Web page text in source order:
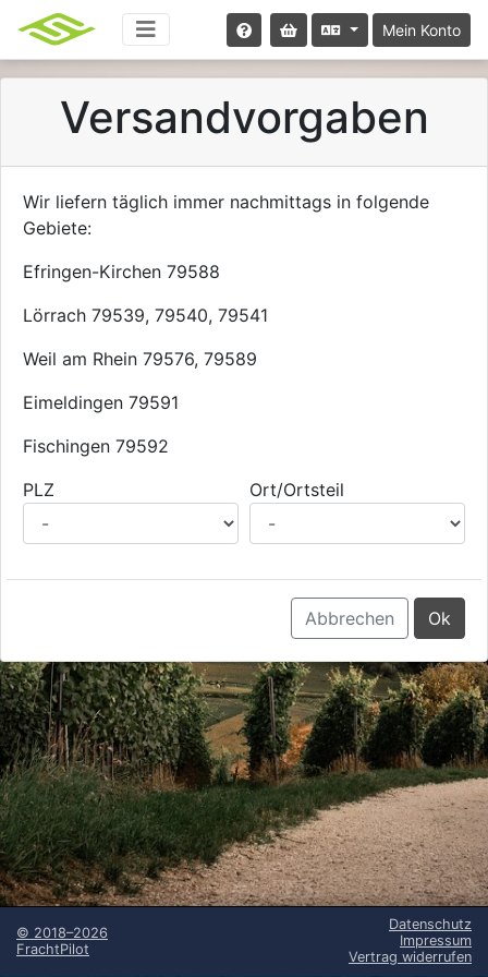
Mein Konto
Versandvorgaben
Wir liefern täglich immer nachmittags in folgende
Gebiete:
Efringen-Kirchen 79588
Lörrach 79539, 79540, 79541
Weil am Rhein 79576, 79589
Eimeldingen 79591
Fischingen 79592
PLZ
Ort/Ortsteil
Abbrechen Ok
© 2018–2026
FrachtPilot
Datenschutz
Impressum
Vertrag widerrufen